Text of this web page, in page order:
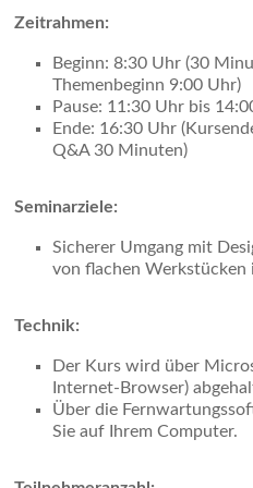
Zeitrahmen:
Beginn: 8:30 Uhr (30
Themenbeginn 9:00 Uhr)
Pause: 11:30 Uhr bis
Ende: 16:30 Uhr
Q&A 30 Minuten)
Seminarziele:
Sicherer Umgang mit
von flachen Werkstücken
Technik:
Der Kurs wird über
Internet-Browser)
Über die
Sie auf Ihrem Computer.